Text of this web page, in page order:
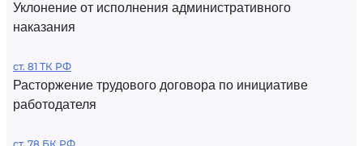
Уклонение от исполнения административного
наказания
ст. 81 ТК РФ
Расторжение трудового договора по инициативе
работодателя